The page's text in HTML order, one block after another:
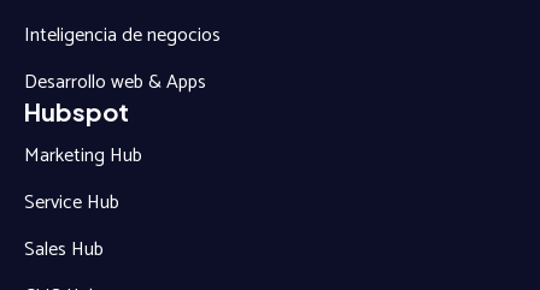
Inteligencia de negocios
Desarrollo web & Apps
Hubspot
Marketing Hub
Service Hub
Sales Hub